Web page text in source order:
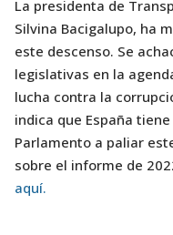
La presidenta de
Silvina Bacigalupo, ha
este descenso. Se
legislativas en la
lucha contra la
indica que España
Parlamento a paliar
sobre el informe de
aquí.